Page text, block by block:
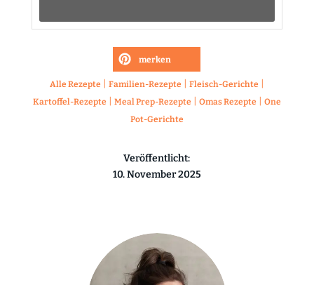
merken
Alle Rezepte Familien-Rezepte Fleisch-Gerichte
Kartoffel-Rezepte Meal Prep-Rezepte Omas Rezepte
One
Pot-Gerichte
Veröffentlicht:
10. November 2025